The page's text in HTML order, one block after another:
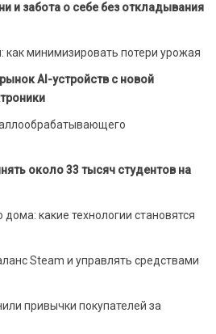
и забота о себе без откладывания
как минимизировать потери урожая
AI-устройств с новой
около 33 тысяч студентов на
какие технологии становятся
Steam и управлять средствами
привычки покупателей за